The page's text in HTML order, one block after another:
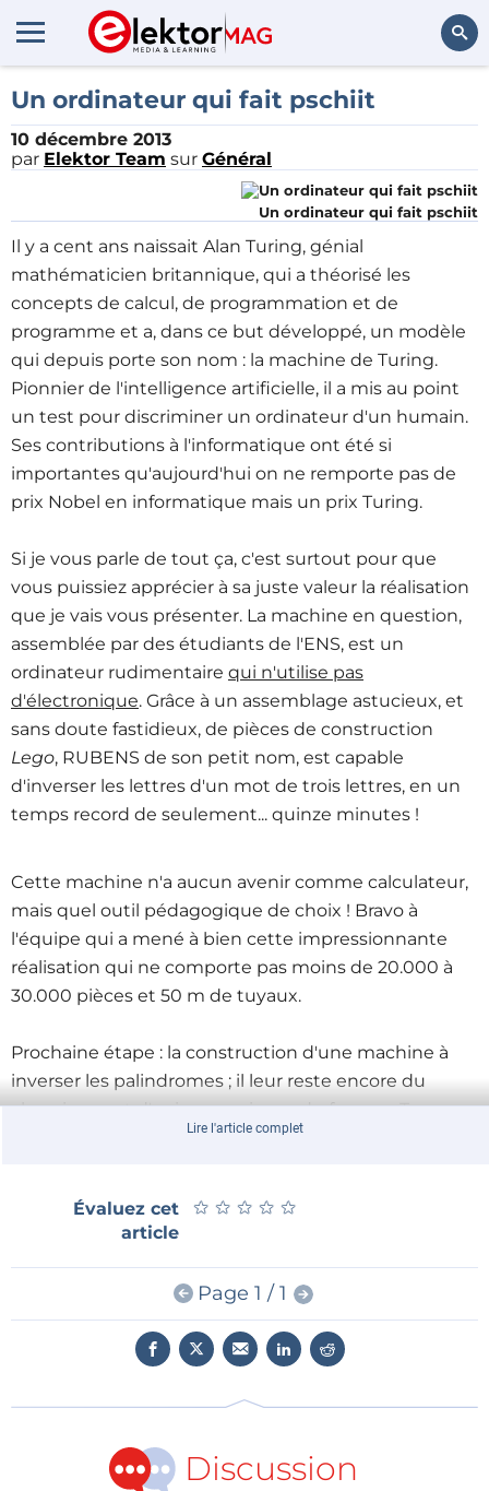
Un ordinateur qui fait pschiit
10 décembre 2013
par Elektor Team sur Général
Un ordinateur qui fait pschiit
Il y a cent ans naissait Alan Turing, génial
mathématicien britannique, qui a théorisé les
concepts de calcul, de programmation et de
programme et a, dans ce but développé, un modèle
qui depuis porte son nom : la machine de Turing.
Pionnier de l'intelligence artificielle, il a mis au point
un test pour discriminer un ordinateur d'un humain.
Ses contributions à l'informatique ont été si
importantes qu'aujourd'hui on ne remporte pas de
prix Nobel en informatique mais un prix Turing.
Si je vous parle de tout ça, c'est surtout pour que
vous puissiez apprécier à sa juste valeur la réalisation
que je vais vous présenter. La machine en question,
assemblée par des étudiants de l'ENS, est un
ordinateur rudimentaire qui n'utilise pas
d'électronique. Grâce à un assemblage astucieux, et
sans doute fastidieux, de pièces de construction
Lego, RUBENS de son petit nom, est capable
d'inverser les lettres d'un mot de trois lettres, en un
temps record de seulement... quinze minutes !
Cette machine n'a aucun avenir comme calculateur,
mais quel outil pédagogique de choix ! Bravo à
l'équipe qui a mené à bien cette impressionnante
réalisation qui ne comporte pas moins de 20.000 à
30.000 pièces et 50 m de tuyaux.
Prochaine étape : la construction d'une machine à
inverser les palindromes ; il leur reste encore du
chemin avant d'arriver au niveau du fameux Turc
Lire l'article complet
Évaluez cet
article
★ ★ ★ ★ ★
★ ★ ★ ★ ★
Page 1 / 1
Discussion